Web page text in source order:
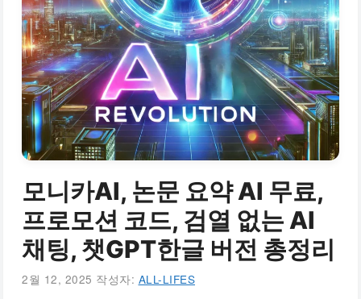
모니카AI, 논문 요약 AI 무료,
프로모션 코드, 검열 없는 AI
채팅, 챗GPT한글 버전 총정리
2월 12, 2025 작성자: ALL-LIFES